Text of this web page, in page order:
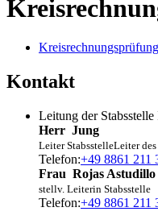
Kontakt
Leitung der Stabsstelle
Herr Jung
Leiter StabsstelleLeiter
Telefon:+49 8861 211
Frau Rojas Astudillo
stellv. Leiterin Stabsstelle
Telefon:+49 8861 211